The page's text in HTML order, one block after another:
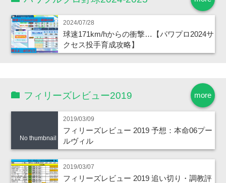
2024/07/28
球速171km/hからの衝撃…【パワプロ2024サ
クセス投手育成攻略】
more
フィリーズレビュー2019
No thumbnail
2019/03/09
フィリーズレビュー 2019 予想：本命06プー
ルヴィル
2019/03/07
フィリーズレビュー 2019 追い切り・調教評